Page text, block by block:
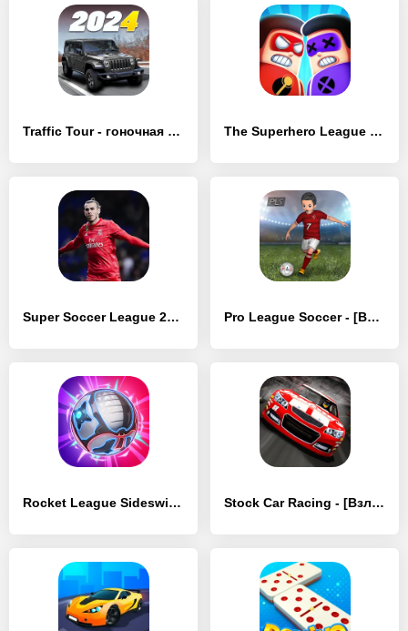
Traffic Tour - гоночная игра - [Взлом/МОД Все открыто] The Superhero League - [Взлом/МОД Unlocked]
Super Soccer League 2024 - [Взлом/МОД Меню] Pro League Soccer - [Взлом/МОД Много денег]
Rocket League Sideswipe - [Взлом/МОД Unlocked] Stock Car Racing - [Взлом/МОД Unlocked]